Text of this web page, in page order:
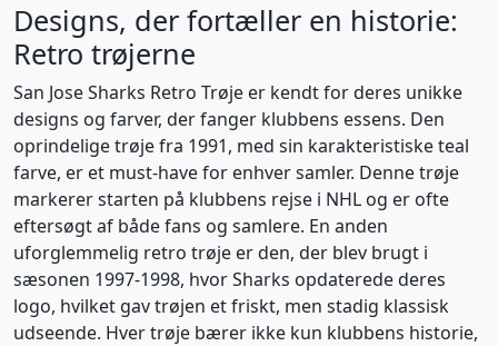
Designs, der fortæller en historie:
Retro trøjerne
San Jose Sharks Retro Trøje er kendt for deres unikke
designs og farver, der fanger klubbens essens. Den
oprindelige trøje fra 1991, med sin karakteristiske teal
farve, er et must-have for enhver samler. Denne trøje
markerer starten på klubbens rejse i NHL og er ofte
eftersøgt af både fans og samlere. En anden
uforglemmelig retro trøje er den, der blev brugt i
sæsonen 1997-1998, hvor Sharks opdaterede deres
logo, hvilket gav trøjen et friskt, men stadig klassisk
udseende. Hver trøje bærer ikke kun klubbens historie,